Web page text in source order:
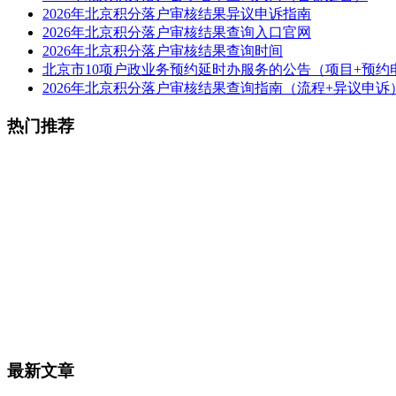
2026年北京积分落户审核结果异议申诉指南
2026年北京积分落户审核结果查询入口官网
2026年北京积分落户审核结果查询时间
北京市10项户政业务预约延时办服务的公告（项目+预约
2026年北京积分落户审核结果查询指南（流程+异议申诉）
热门推荐
最新文章